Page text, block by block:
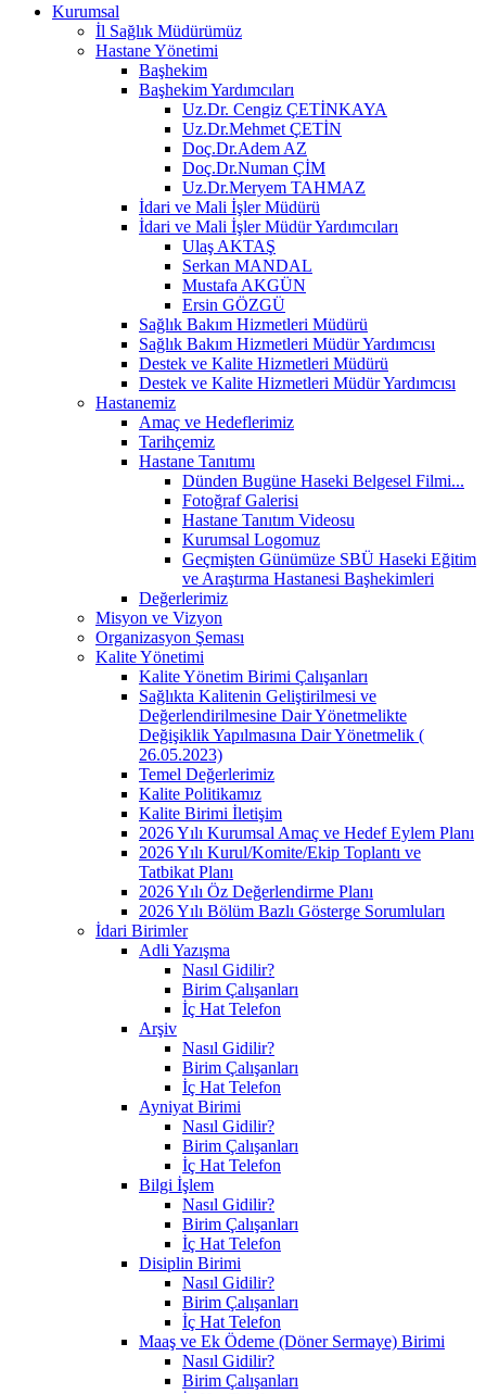
Kurumsal
İl Sağlık Müdürümüz
Hastane Yönetimi
Başhekim
Başhekim Yardımcıları
Uz.Dr. Cengiz ÇETİNKAYA
Uz.Dr.Mehmet ÇETİN
Doç.Dr.Adem AZ
Doç.Dr.Numan ÇİM
Uz.Dr.Meryem TAHMAZ
İdari ve Mali İşler Müdürü
İdari ve Mali İşler Müdür Yardımcıları
Ulaş AKTAŞ
Serkan MANDAL
Mustafa AKGÜN
Ersin GÖZGÜ
Sağlık Bakım Hizmetleri Müdürü
Sağlık Bakım Hizmetleri Müdür Yardımcısı
Destek ve Kalite Hizmetleri Müdürü
Destek ve Kalite Hizmetleri Müdür Yardımcısı
Hastanemiz
Amaç ve Hedeflerimiz
Tarihçemiz
Hastane Tanıtımı
Dünden Bugüne Haseki Belgesel Filmi...
Fotoğraf Galerisi
Hastane Tanıtım Videosu
Kurumsal Logomuz
Geçmişten Günümüze SBÜ Haseki Eğitim
ve Araştırma Hastanesi Başhekimleri
Değerlerimiz
Misyon ve Vizyon
Organizasyon Şeması
Kalite Yönetimi
Kalite Yönetim Birimi Çalışanları
Sağlıkta Kalitenin Geliştirilmesi ve
Değerlendirilmesine Dair Yönetmelikte
Değişiklik Yapılmasına Dair Yönetmelik (
26.05.2023)
Temel Değerlerimiz
Kalite Politikamız
Kalite Birimi İletişim
2026 Yılı Kurumsal Amaç ve Hedef Eylem Planı
2026 Yılı Kurul/Komite/Ekip Toplantı ve
Tatbikat Planı
2026 Yılı Öz Değerlendirme Planı
2026 Yılı Bölüm Bazlı Gösterge Sorumluları
İdari Birimler
Adli Yazışma
Nasıl Gidilir?
Birim Çalışanları
İç Hat Telefon
Arşiv
Nasıl Gidilir?
Birim Çalışanları
İç Hat Telefon
Ayniyat Birimi
Nasıl Gidilir?
Birim Çalışanları
İç Hat Telefon
Bilgi İşlem
Nasıl Gidilir?
Birim Çalışanları
İç Hat Telefon
Disiplin Birimi
Nasıl Gidilir?
Birim Çalışanları
İç Hat Telefon
Maaş ve Ek Ödeme (Döner Sermaye) Birimi
Nasıl Gidilir?
Birim Çalışanları